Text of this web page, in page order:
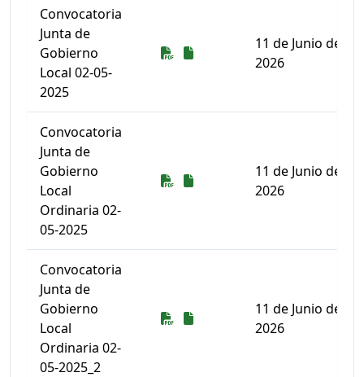
Convocatoria
Junta de
Gobierno
Local 02-05-
2025
Descarga
Descarga
11 de Junio de
2026
Convocatoria
Junta de
Gobierno
Local
Ordinaria 02-
05-2025
Descarga
Descarga
11 de Junio de
2026
Convocatoria
Junta de
Gobierno
Local
Ordinaria 02-
05-2025_2
Descarga
Descarga
11 de Junio de
2026